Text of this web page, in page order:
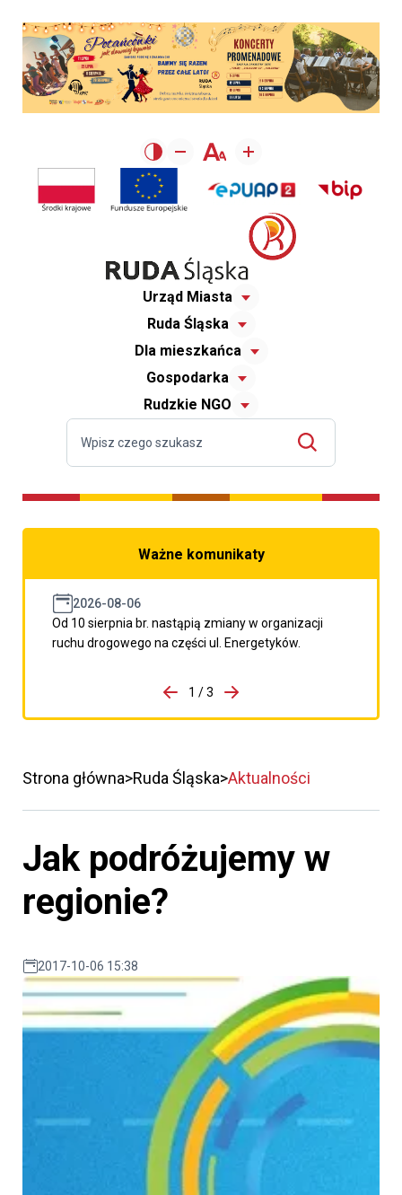
Urząd Miasta
Ruda Śląska
Dla mieszkańca
Gospodarka
Rudzkie NGO
Ważne komunikaty
2026-08-06
Od 10 sierpnia br. nastąpią zmiany w organizacji
ruchu drogowego na części ul. Energetyków.
porzpedniego komunikatu
1 / 3
Przejdź do następnego
Strona główna Ruda Śląska Aktualności
Jak podróżujemy w
regionie?
2017-10-06 15:38